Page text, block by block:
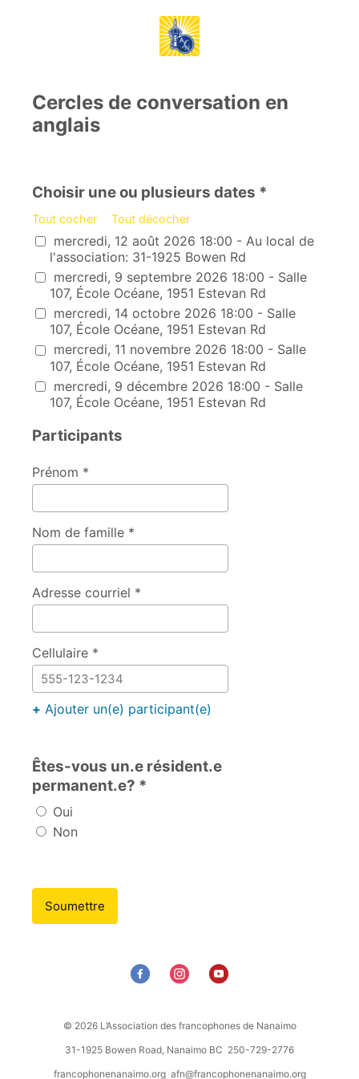
Cercles de conversation en
anglais
Choisir une ou plusieurs dates *
Tout cocher Tout décocher
Choisir une ou plusieurs dates
mercredi, 12 août 2026 18:00 - Au local de
l'association: 31-1925 Bowen Rd
mercredi, 9 septembre 2026 18:00 - Salle
107, École Océane, 1951 Estevan Rd
mercredi, 14 octobre 2026 18:00 - Salle
107, École Océane, 1951 Estevan Rd
mercredi, 11 novembre 2026 18:00 - Salle
107, École Océane, 1951 Estevan Rd
mercredi, 9 décembre 2026 18:00 - Salle
107, École Océane, 1951 Estevan Rd
Participants
Prénom *
Nom de famille *
Adresse courriel *
Cellulaire *
+ Ajouter un(e) participant(e)
Êtes-vous un.e résident.e
permanent.e? *
Oui
Non
Soumettre
© 2026 L’Association des francophones de Nanaimo
31-1925 Bowen Road, Nanaimo BC 250-729-2776
francophonenanaimo.org afn@francophonenanaimo.org